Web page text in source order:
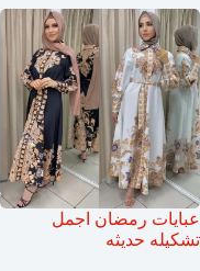
عبايات رمضان اجمل
تشكيله حديثه